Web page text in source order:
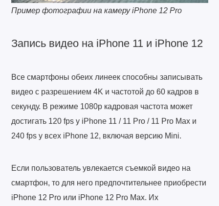
Пример фотографии на камеру iPhone 12 Pro
Запись видео на iPhone 11 и iPhone 12
Все смартфоны обеих линеек способны записывать
видео с разрешением 4K и частотой до 60 кадров в
секунду. В режиме 1080p кадровая частота может
достигать 120 fps у iPhone 11 / 11 Pro / 11 Pro Max и
240 fps у всех iPhone 12, включая версию Mini.
Если пользователь увлекается съемкой видео на
смартфон, то для него предпочтительнее приобрести
iPhone 12 Pro или iPhone 12 Pro Max. Их